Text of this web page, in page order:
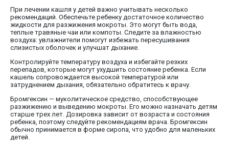
При лечении кашля у детей важно учитывать несколько
рекомендаций. Обеспечьте ребенку достаточное количество
жидкости для разжижения мокроты. Это могут быть вода,
теплые травяные чаи или компоты. Следите за влажностью
воздуха: увлажнители помогут избежать пересушивания
слизистых оболочек и улучшат дыхание.
Контролируйте температуру воздуха и избегайте резких
перепадов, которые могут ухудшить состояние ребенка. Если
кашель сопровождается высокой температурой или
затруднением дыхания, обязательно обратитесь к врачу.
Бромгексин — муколитическое средство, способствующее
разжижению и выведению мокроты. Его можно назначать детям
старше трех лет. Дозировка зависит от возраста и состояния
ребенка, поэтому следуйте рекомендациям врача. Бромгексин
обычно принимается в форме сиропа, что удобно для маленьких
детей.